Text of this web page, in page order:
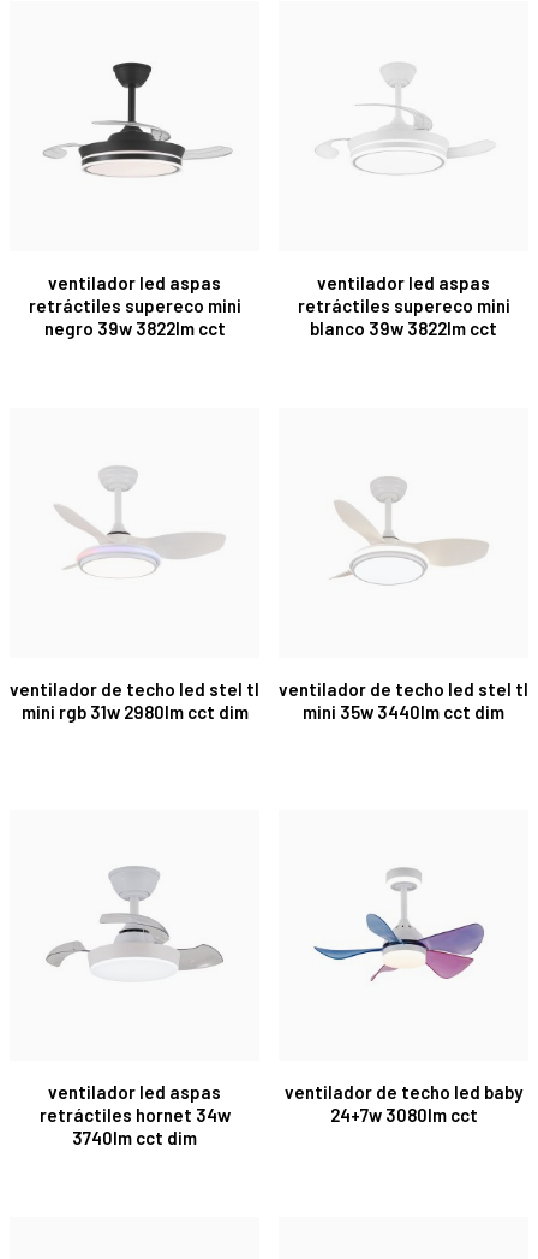
ventilador led aspas
retráctiles supereco mini
negro 39w 3822lm cct
ventilador led aspas
retráctiles supereco mini
blanco 39w 3822lm cct
ventilador de techo led stel tl
mini rgb 31w 2980lm cct dim
ventilador de techo led stel tl
mini 35w 3440lm cct dim
ventilador led aspas
retráctiles hornet 34w
3740lm cct dim
ventilador de techo led baby
24+7w 3080lm cct